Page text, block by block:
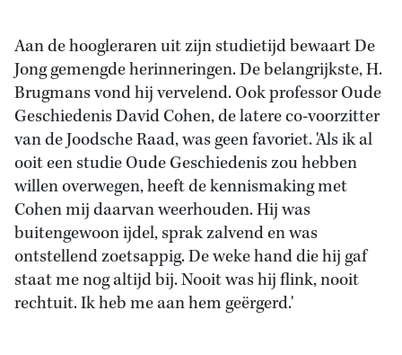
Aan de hoogleraren uit zijn studietijd bewaart De
Jong gemengde herinneringen. De belangrijkste, H.
Brugmans vond hij vervelend. Ook professor Oude
Geschiedenis David Cohen, de latere co-voorzitter
van de Joodsche Raad, was geen favoriet. 'Als ik al
ooit een studie Oude Geschiedenis zou hebben
willen overwegen, heeft de kennismaking met
Cohen mij daarvan weerhouden. Hij was
buitengewoon ijdel, sprak zalvend en was
ontstellend zoetsappig. De weke hand die hij gaf
staat me nog altijd bij. Nooit was hij flink, nooit
rechtuit. Ik heb me aan hem geërgerd.'